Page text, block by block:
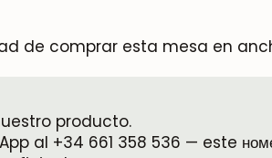
de comprar esta mesa en
producto.
al +34 661 358 536 — este